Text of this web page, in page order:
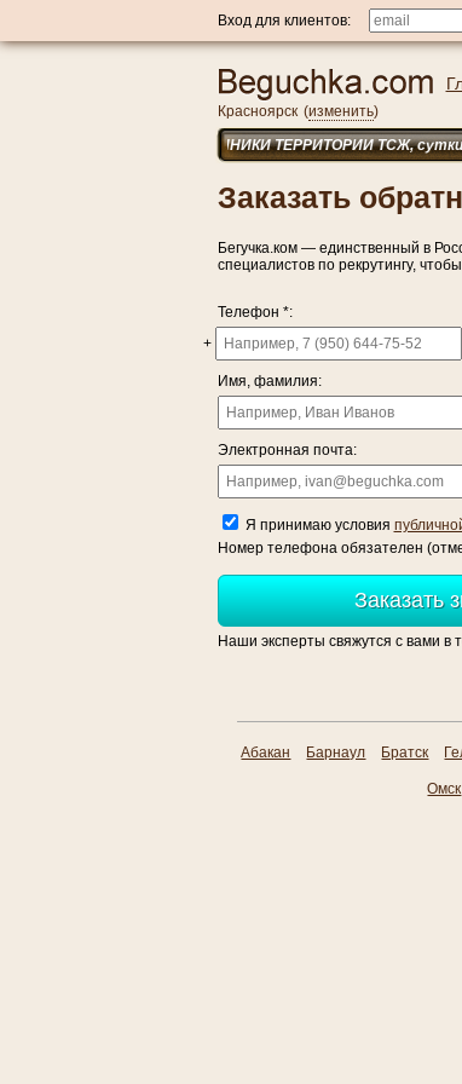
Вход для клиентов:
Красноярск (изменить)
ОХРАННИКИ ТЕРРИТОРИИ ТСЖ, сутки/
Заказать
Бегучка.ком — единственный в
специалистов по рекрутингу,
Телефон *:
+
Имя, фамилия:
Электронная почта:
Я принимаю условия
Номер телефона обязателен
Заказать
Наши эксперты свяжутся с вами в
Абакан Барнаул Братск
Омск